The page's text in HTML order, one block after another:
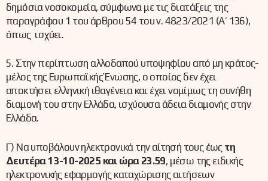
δημόσια νοσοκομεία, σύμφωνα με τις διατάξεις της
παραγράφου 1 του άρθρου 54 του ν. 4823/2021 (Α΄ 136),
όπως ισχύει.
5. Στην περίπτωση αλλοδαπού υποψηφίου από μη κράτος-
μέλος της Ευρωπαϊκής Ένωσης, ο οποίος δεν έχει
αποκτήσει ελληνική ιθαγένεια και έχει νομίμως τη συνήθη
διαμονή του στην Ελλάδα, ισχύουσα άδεια διαμονής στην
Ελλάδα.
Γ) Να υποβάλουν ηλεκτρονικά την αίτησή τους έως τη
Δευτέρα 13-10-2025 και ώρα 23.59, μέσω της ειδικής
ηλεκτρονικής εφαρμογής καταχώρισης αιτήσεων